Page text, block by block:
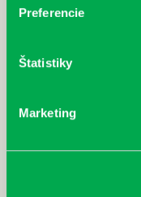
Preferencie
Štatistiky
Marketing
cyklistu modernej doby: